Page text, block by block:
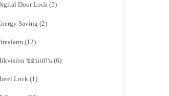
Door Lock (5)
Saving (2)
(12)
ขอนแก่น (6)
Lock (1)